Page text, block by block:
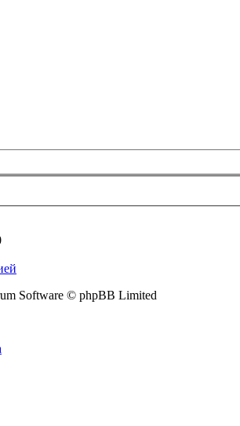
Software © phpBB Limited